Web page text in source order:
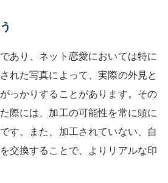
あり、ネット恋愛においては特に
れた写真によって、実際の外見と
っかりすることがあります。その
際には、加工の可能性を常に頭に
す。また、加工されていない、自
交換することで、よりリアルな印